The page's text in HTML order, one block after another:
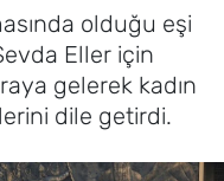
olduğu eşi
Eller için
gelerek kadın
dile getirdi.
Fikstür